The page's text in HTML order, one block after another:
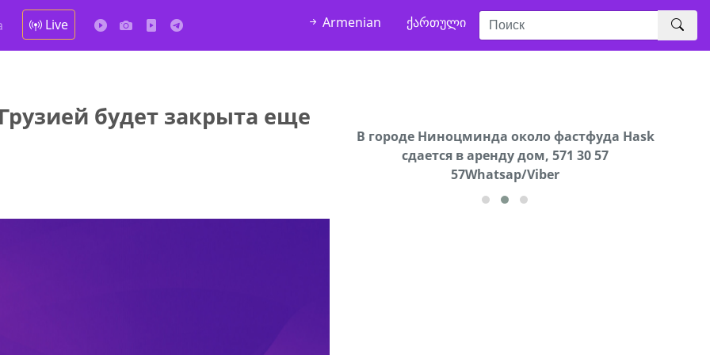
Live Armenian ქართული
будет закрыта еще
В городе Ниноцминда около фастфуда Hask
cдается в аренду дом, 571 30 57
57Whatsap/Viber
Продается машина марки Prado,571 30 57
57Whatsap/Viber